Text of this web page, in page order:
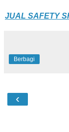
JUAL SAFETY
Berbagi
‹